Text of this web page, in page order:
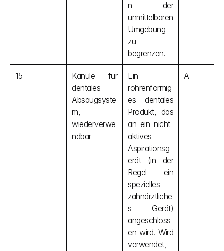
n der
unmittelbaren
Umgebung
zu
begrenzen.
15
Kanüle für
dentales
Absaugsyste
m,
wiederverwe
ndbar
Ein
röhrenförmig
es dentales
Produkt, das
an ein nicht-
aktives
Aspirationsg
erät (in der
Regel ein
spezielles
zahnärztliche
s Gerät)
angeschloss
en wird. Wird
verwendet,
A